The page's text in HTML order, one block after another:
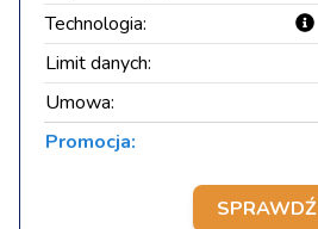
Technologia:
Limit danych:
Umowa:
Promocja:
SPRAWDŹ